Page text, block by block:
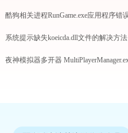
系统提示缺失koeicda.dll文件的解决方法